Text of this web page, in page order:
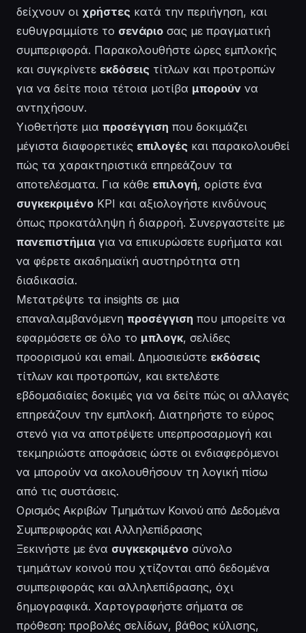
δείχνουν οι χρήστες κατά την περιήγηση, και
ευθυγραμμίστε το σενάριο σας με πραγματική
συμπεριφορά. Παρακολουθήστε ώρες εμπλοκής
και συγκρίνετε εκδόσεις τίτλων και προτροπών
για να δείτε ποια τέτοια μοτίβα μπορούν να
αντηχήσουν.
Υιοθετήστε μια προσέγγιση που δοκιμάζει
μέγιστα διαφορετικές επιλογές και παρακολουθεί
πώς τα χαρακτηριστικά επηρεάζουν τα
αποτελέσματα. Για κάθε επιλογή, ορίστε ένα
συγκεκριμένο KPI και αξιολογήστε κινδύνους
όπως προκατάληψη ή διαρροή. Συνεργαστείτε με
πανεπιστήμια για να επικυρώσετε ευρήματα και
να φέρετε ακαδημαϊκή αυστηρότητα στη
διαδικασία.
Μετατρέψτε τα insights σε μια
επαναλαμβανόμενη προσέγγιση που μπορείτε να
εφαρμόσετε σε όλο το μπλογκ, σελίδες
προορισμού και email. Δημοσιεύστε εκδόσεις
τίτλων και προτροπών, και εκτελέστε
εβδομαδιαίες δοκιμές για να δείτε πώς οι αλλαγές
επηρεάζουν την εμπλοκή. Διατηρήστε το εύρος
στενό για να αποτρέψετε υπερπροσαρμογή και
τεκμηριώστε αποφάσεις ώστε οι ενδιαφερόμενοι
να μπορούν να ακολουθήσουν τη λογική πίσω
από τις συστάσεις.
Ορισμός Ακριβών Τμημάτων Κοινού από Δεδομένα
Συμπεριφοράς και Αλληλεπίδρασης
Ξεκινήστε με ένα συγκεκριμένο σύνολο
τμημάτων κοινού που χτίζονται από δεδομένα
συμπεριφοράς και αλληλεπίδρασης, όχι
δημογραφικά. Χαρτογραφήστε σήματα σε
πρόθεση: προβολές σελίδων, βάθος κύλισης,